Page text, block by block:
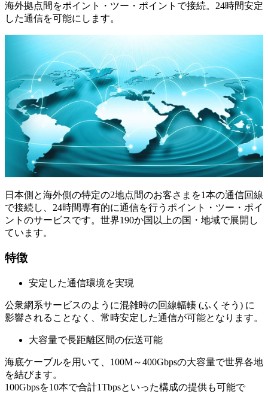
海外拠点間をポイント・ツー・ポイントで接続。24時間安定
した通信を可能にします。
日本側と海外側の特定の2地点間のお客さまを1本の通信回線
で接続し、24時間専有的に通信を行うポイント・ツー・ポイ
ントのサービスです。世界190か国以上の国・地域で展開し
ています。
特徴
安定した通信環境を実現
公衆網系サービスのように混雑時の回線輻輳 (ふくそう) に
影響されることなく、常時安定した通信が可能となります。
大容量で長距離区間の伝送可能
海底ケーブルを用いて、100M～400Gbpsの大容量で世界各地
を結びます。
100Gbpsを10本で合計1Tbpsといった構成の提供も可能で